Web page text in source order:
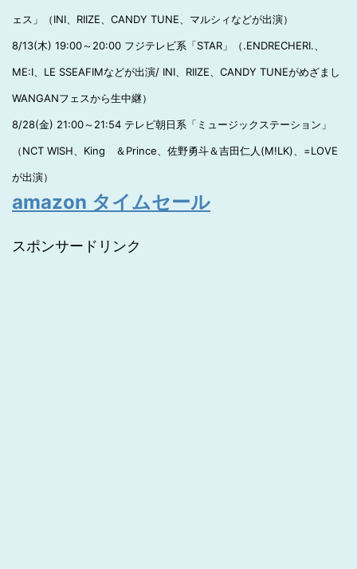
ェス」（INI、RIIZE、CANDY TUNE、マルシィなどが出演）
8/13(木) 19:00～20:00 フジテレビ系「STAR」（.ENDRECHERI.、
ME:I、LE SSEAFIMなどが出演/ INI、RIIZE、CANDY TUNEがめざまし
WANGANフェスから生中継）
8/28(金) 21:00～21:54 テレビ朝日系「ミュージックステーション」
（NCT WISH、King ＆Prince、佐野勇斗＆吉田仁人(M!LK)、=LOVE
が出演）
amazon タイムセール
スポンサードリンク